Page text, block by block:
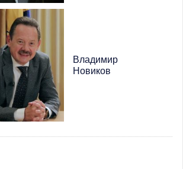
Владимир
Новиков